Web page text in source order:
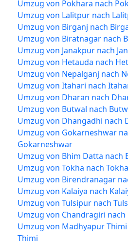
Umzug von Pokhara nach
Umzug von Lalitpur nach
Umzug von Birganj nach
Umzug von Biratnagar nach
Umzug von Janakpur nach
Umzug von Hetauda nach
Umzug von Nepalganj nach
Umzug von Itahari nach
Umzug von Dharan nach
Umzug von Butwal nach
Umzug von Dhangadhi nach
Umzug von Gokarneshwar
Gokarneshwar
Umzug von Bhim Datta nach
Umzug von Tokha nach Tokha
Umzug von Birendranagar
Umzug von Kalaiya nach
Umzug von Tulsipur nach
Umzug von Chandragiri
Umzug von Madhyapur
Thimi